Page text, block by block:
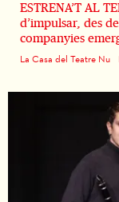
ESTRENA’T AL
d’impulsar, des
companyies
La Casa del Teatre Nu